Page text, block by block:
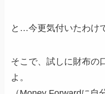
と…今更気付いたわけ
そこで、試しに財布の
よ。